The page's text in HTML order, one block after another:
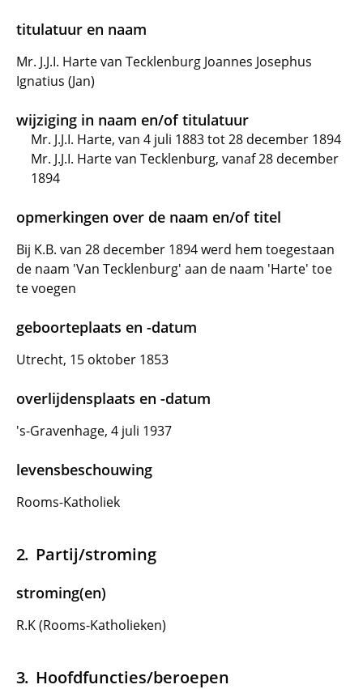
titulatuur en naam
Mr. J.J.I. Harte van Tecklenburg Joannes Josephus
Ignatius (Jan)
wijziging in naam en/of titulatuur
Mr. J.J.I. Harte, van 4 juli 1883 tot 28 december 1894
Mr. J.J.I. Harte van Tecklenburg, vanaf 28 december
1894
opmerkingen over de naam en/of titel
Bij K.B. van 28 december 1894 werd hem toegestaan
de naam 'Van Tecklenburg' aan de naam 'Harte' toe
te voegen
geboorteplaats en -datum
Utrecht, 15 oktober 1853
overlijdensplaats en -datum
's-Gravenhage, 4 juli 1937
levensbeschouwing
Rooms-Katholiek
Partij/stroming
stroming(en)
R.K (Rooms-Katholieken)
Hoofdfuncties/beroepen